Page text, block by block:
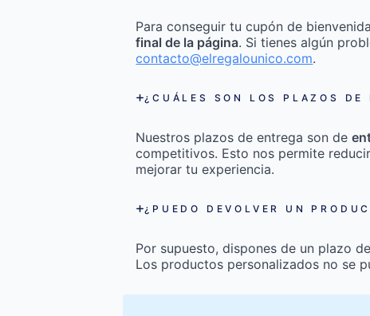
Para conseguir tu cupón de
final de la página. Si tienes algún
contacto@elregalounico.com.
¿CUÁLES SON LOS PLAZOS DE
Nuestros plazos de entrega son de
competitivos. Esto nos permite
mejorar tu experiencia.
¿PUEDO DEVOLVER UN
Por supuesto, dispones de un plazo
Los productos personalizados no se